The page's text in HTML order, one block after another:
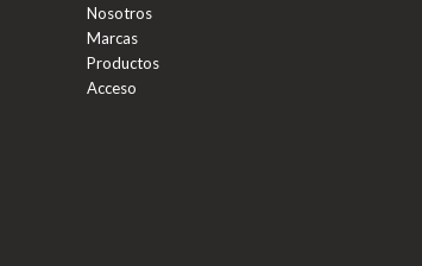
Nosotros
Marcas
Productos
Acceso